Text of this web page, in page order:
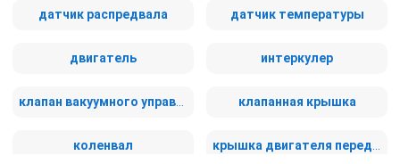
датчик распредвала датчик температуры
двигатель интеркулер
клапанная крышка
коленвал